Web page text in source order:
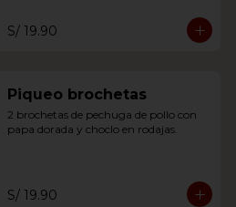
S/ 19.90
Piqueo brochetas
2 brochetas de pechuga de pollo con
papa dorada y choclo en rodajas.
S/ 19.90